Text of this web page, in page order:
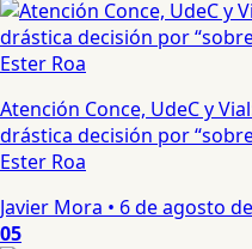
Atención Conce, UdeC y
drástica decisión por
Ester Roa
Javier Mora • 6 de agosto
05